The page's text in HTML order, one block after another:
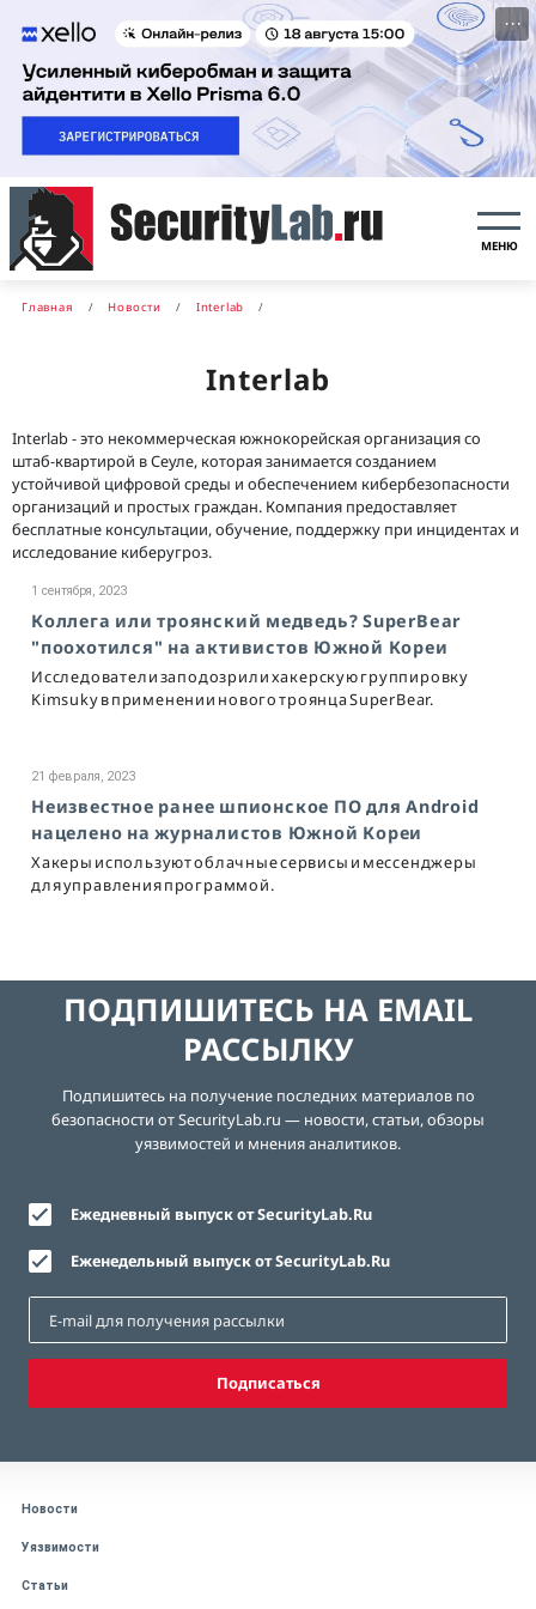
···
МЕНЮ
Главная Новости Interlab
Interlab
Interlab - это некоммерческая южнокорейская организация со
штаб-квартирой в Сеуле, которая занимается созданием
устойчивой цифровой среды и обеспечением кибербезопасности
организаций и простых граждан. Компания предоставляет
бесплатные консультации, обучение, поддержку при инцидентах и
исследование киберугроз.
1 сентября, 2023
Коллега или троянский медведь? SuperBear
"поохотился" на активистов Южной Кореи
Исследователи заподозрили хакерскую группировку
Kimsuky в применении нового троянца SuperBear.
21 февраля, 2023
Неизвестное ранее шпионское ПО для Android
нацелено на журналистов Южной Кореи
Хакеры используют облачные сервисы и мессенджеры
для управления программой.
ПОДПИШИТЕСЬ НА EMAIL
РАССЫЛКУ
Подпишитесь на получение последних материалов по
безопасности от SecurityLab.ru — новости, статьи, обзоры
уязвимостей и мнения аналитиков.
Ежедневный выпуск от SecurityLab.Ru
Еженедельный выпуск от SecurityLab.Ru
Подписаться
Новости
Уязвимости
Статьи